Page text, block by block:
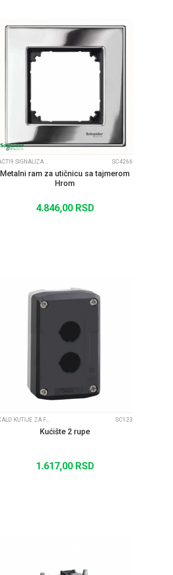
ACTI9 SIGNALIZACIJA SC4266
Metalni ram za utičnicu sa tajmerom
Hrom
4.846,00 RSD
UPOREDI
XALD KUTIJE ZA FI22 SIGNALIZACIJU SC123
Kućište 2 rupe
1.617,00 RSD